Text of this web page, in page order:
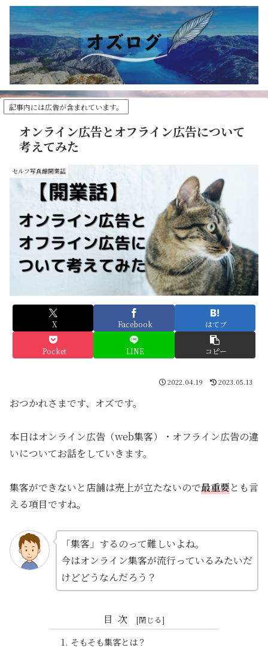
記事内には広告が含まれています。
オンライン広告とオフライン広告について
考えてみた
セルフ写真館開業話
X Facebook はてブ
Pocket LINE コピー
2022.04.19 2023.05.13
おつかれさまです、オズです。
本日はオンライン広告（web集客）・オフライン広告の違
いについてお話をしていきます。
集客ができないと店舗は売上が立たないので最重要とも言
える項目ですね。
「集客」するのって難しいよね。
今はオンライン集客が流行っているみたいだ
けどどうなんだろう？
目次
そもそも集客とは？